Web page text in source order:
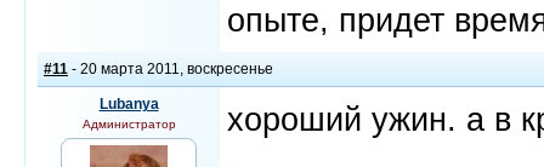
опыте, придет
#11 - 20 марта 2011, воскресенье
Lubanya
Администратор хороший ужин. а в